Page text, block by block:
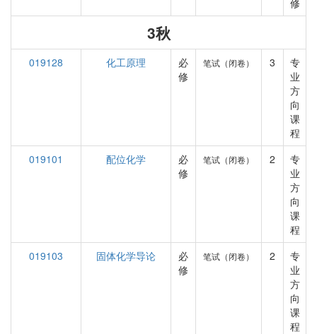
修
3秋
019128 化工原理
必
修
笔试（闭卷） 3
专
业
方
向
课
程
019101
配位化学
必
修
笔试（闭卷） 2
专
业
方
向
课
程
019103
固体化学导论
必
修
笔试（闭卷） 2
专
业
方
向
课
程